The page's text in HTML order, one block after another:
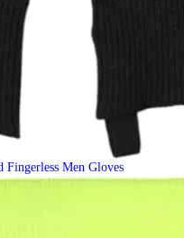
Men Gloves